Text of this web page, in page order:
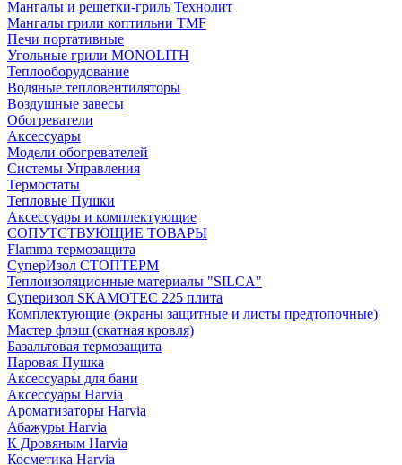
Мангалы и решетки-гриль Технолит
Мангалы грили коптильни TMF
Печи портативные
Угольные грили MONOLITH
Теплооборудование
Водяные тепловентиляторы
Воздушные завесы
Обогреватели
Аксессуары
Модели обогревателей
Системы Управления
Термостаты
Тепловые Пушки
Аксессуары и комплектующие
СОПУТСТВУЮЩИЕ ТОВАРЫ
Flamma термозащита
СуперИзол СТОПТЕРМ
Теплоизоляционные материалы "SILCA"
Суперизол SKAMOTEC 225 плита
Комплектующие (экраны защитные и листы предтопочные)
Мастер флэш (скатная кровля)
Базальтовая термозащита
Паровая Пушка
Аксессуары для бани
Аксессуары Harvia
Ароматизаторы Harvia
Абажуры Harvia
К Дровяным Harvia
Косметика Harvia